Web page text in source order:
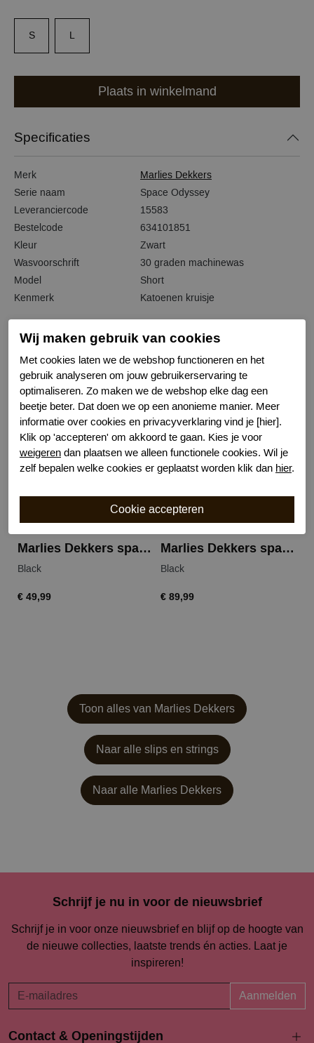
S L
Plaats in winkelmand
Specificaties
Merk
Marlies Dekkers
Serie naam
Space Odyssey
Leveranciercode
15583
Bestelcode
634101851
Kleur
Zwart
Wasvoorschrift
30 graden machinewas
Model
Short
Kenmerk
Katoenen kruisje
Gerelateerde producten
Marlies Dekkers space odyssey thong
Black
€ 49,99
Marlies Dekkers space odyssey balcony
Black
€ 89,99
Toon alles van Marlies Dekkers
Naar alle slips en strings
Naar alle Marlies Dekkers
Schrijf je nu in voor de nieuwsbrief
Schrijf je in voor onze nieuwsbrief en blijf op de hoogte van
de nieuwe collecties, laatste trends én acties. Laat je
inspireren!
Aanmelden
Contact & Openingstijden
Wij maken gebruik van cookies
Met cookies laten we de webshop functioneren en het
gebruik analyseren om jouw gebruikerservaring te
optimaliseren. Zo maken we de webshop elke dag een
beetje beter. Dat doen we op een anonieme manier. Meer
informatie over cookies en privacyverklaring vind je [hier].
Klik op 'accepteren' om akkoord te gaan. Kies je voor
weigeren dan plaatsen we alleen functionele cookies. Wil je
zelf bepalen welke cookies er geplaatst worden klik dan hier.